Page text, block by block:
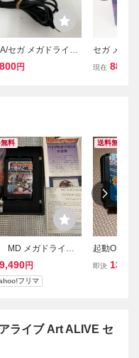
セガ メガドライブ
品ACアダプター (S
800円
セガ メガ
ァーミリオ
現在 880
料
MD メガドライ
用ソフト ハイブリ
フロント SEGA 箱
キ付き
9,490円
フリマ
送料無料
起動OK 正
ドライブ
即決
ライブ Art ALIVE セ